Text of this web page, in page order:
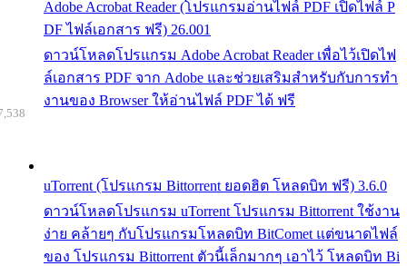
Adobe Acrobat Reader (โปรแกรมอ่านไฟล์ PDF เปิดไฟล์ P
DF ไฟล์เอกสาร ฟรี) 26.001
ดาวน์โหลดโปรแกรม Adobe Acrobat Reader เพื่อไว้เปิดไฟ
ล์เอกสาร PDF จาก Adobe และช่วยเสริมสำหรับกับการทำ
งานของ Browser ให้อ่านไฟล์ PDF ได้ ฟรี
uTorrent (โปรแกรม Bittorrent ยอดฮิต โหลดบิท ฟรี) 3.6.0
ดาวน์โหลดโปรแกรม uTorrent โปรแกรม Bittorrent ใช้งาน
ง่าย คล้ายๆ กับโปรแกรมโหลดบิท BitComet แต่ขนาดไฟล์
ของ โปรแกรม Bittorrent ตัวนี้เล็กมากๆ เอาไว้ โหลดบิท Bi